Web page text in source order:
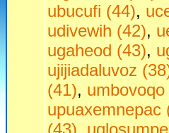
ubucufi (44),
udivewih (42),
ugaheod (43),
ujijiadaluvoz
(41), umbovoqo
upuaxemnepac
(43),